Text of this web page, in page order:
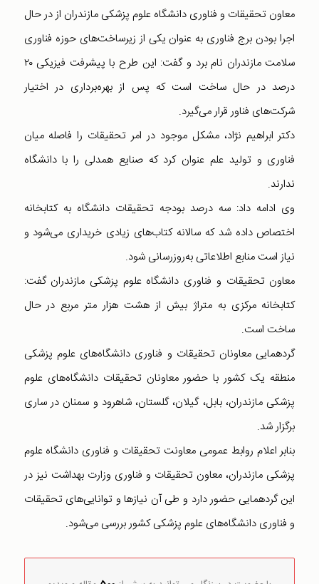
معاون تحقیقات و فناوری دانشگاه علوم پزشکی مازندران از در حال
اجرا بودن برج فناوری به عنوان یکی از زیرساخت‌های حوزه فناوری
سلامت مازندران نام برد و گفت: این طرح با پیشرفت فیزیکی ۲۰
درصد در حال ساخت است که پس از بهره‌برداری در اختیار
شرکت‌های فناور قرار می‌گیرد.
دکتر ابراهیم نژاد، مشکل موجود در امر تحقیقات را فاصله میان
فناوری و تولید علم عنوان کرد که صنایع همدلی را با دانشگاه
ندارند.
وی ادامه داد: سه درصد بودجه تحقیقات دانشگاه به کتابخانه
اختصاص داده شد که سالانه کتاب‌های زیادی خریداری می‌شود و
نیاز است منابع اطلاعاتی به‌روزرسانی شود.
معاون تحقیقات و فناوری دانشگاه علوم پزشکی مازندران گفت:
کتابخانه مرکزی به متراژ بیش از هشت هزار متر مربع در حال
ساخت است.
گردهمایی معاونان تحقیقات و فناوری دانشگاه‌های علوم پزشکی
منطقه یک کشور با حضور معاونان تحقیقات دانشگاه‌های علوم
پزشکی مازندران، بابل، گیلان، گلستان، شاهرود و سمنان در ساری
برگزار شد.
بنابر اعلام روابط عمومی معاونت تحقیقات و فناوری دانشگاه علوم
پزشکی مازندران، معاون تحقیقات و فناوری وزارت بهداشت نیز در
این گردهمایی حضور دارد و طی آن نیازها و توانایی‌های تحقیقات
و فناوری دانشگاه‌های علوم پزشکی کشور بررسی می‌شود.